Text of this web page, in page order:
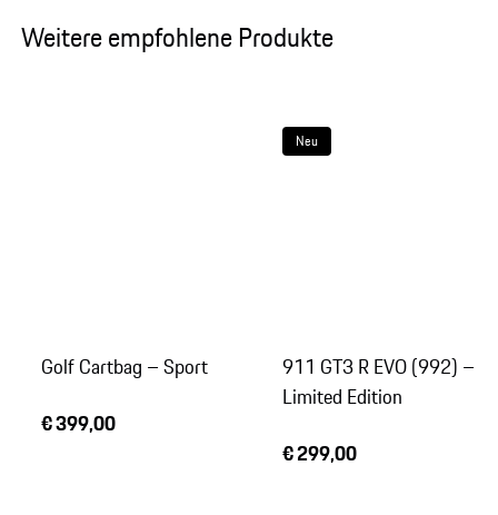
Weitere empfohlene Produkte
Golf Cartbag – Sport
€ 399,00
Neu
911 GT3 R EVO (992) –
Limited Edition
€ 299,00